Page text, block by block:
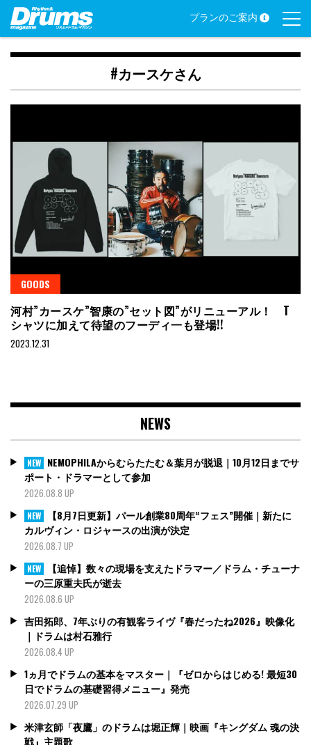
Skip
content
プランのご案内
#カースケさん
GOODS
河村”カースケ”智康の”セット図”がリニューアル！ T
シャツに加えて待望のフーディ一も登場!!
2023.12.31
NEWS
NEW NEMOPHILAからむらたたむ＆葉月が脱退｜10月12日までサ
ポート・ドラマーとして参加
2026.08.8 UP
NEW
【8月7日更新】パール創業80周年“フェス”開催｜新たに
カルヴィン・ロジャースの出演が決定
2026.08.7 UP
NEW
【追悼】数々の現場を支えたドラマー／ドラム・チューナ
ーの三原重夫氏が逝去
2026.08.6 UP
吉田拓郎、7年ぶりの有観客ライヴ『春だったね2026』映像化
｜ドラムは村石雅行
2026.08.4 UP
1ヵ月でドラムの基本をマスター｜『ゼロからはじめる! 最短30
日でドラムの基礎習得メニュー』発売
2026.07.29 UP
米津玄師「夜鷹」のドラムは堀正輝｜映画『キングダム 魂の決
戦』主題歌